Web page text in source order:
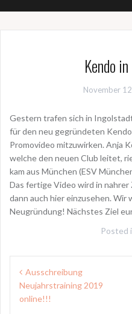
Kendo
November
Gestern trafen sich in
für den neu gegründeten
Promovideo mitzuwirken. Anja
welche den neuen Club leitet,
kam aus München (ESV
Das fertige Video wird in
dann auch hier einzusehen. Wir
Neugründung! Nächstes Ziel
Posted
Beitragsnavigation
Ausschreibung
Neujahrstraining 2019
online!!!